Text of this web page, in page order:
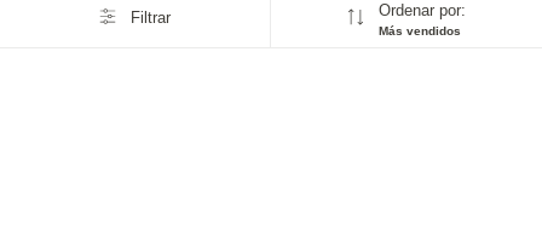
Filtrar Ordenar por:
Más vendidos